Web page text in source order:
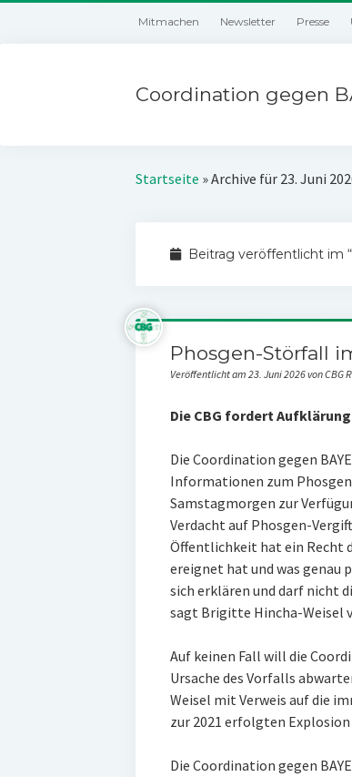
Mitmachen Newsletter Presse
Coordination gegen
Startseite »Archive für 23. Juni
Beitrag veröffentlicht im
Phosgen-Störfall
Veröffentlicht am 23. Juni 2026 von CBG
Die CBG fordert Aufklärung
Die Coordination gegen
Informationen zum
Samstagmorgen zur
Verdacht auf Phosgen-
Öffentlichkeit hat ein Recht
ereignet hat und was genau
sich erklären und darf nicht
sagt Brigitte Hincha-Weisel
Auf keinen Fall will die
Ursache des Vorfalls
Weisel mit Verweis auf die
zur 2021 erfolgten
Die Coordination gegen